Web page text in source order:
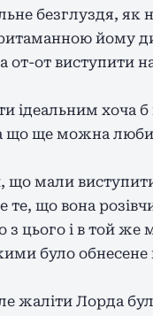
безглуздя, як
йому
от виступити
ідеальним хоча б
що ще можна
що мали
що вона
цього і в той же
було обнесене
жаліти Лорда